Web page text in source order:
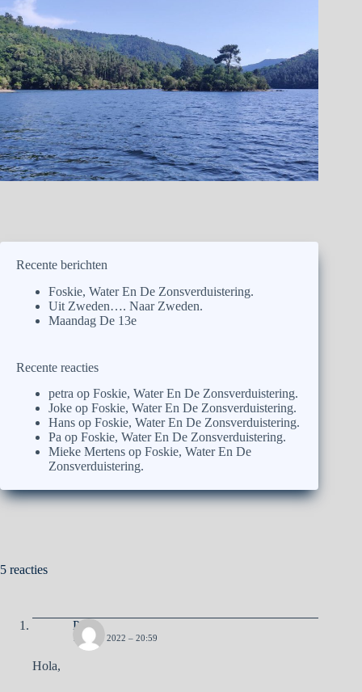
Recente berichten
Foskie, Water En De Zonsverduistering.
Uit Zweden…. Naar Zweden.
Maandag De 13e
Recente reacties
petra op Foskie, Water En De Zonsverduistering.
Joke op Foskie, Water En De Zonsverduistering.
Hans op Foskie, Water En De Zonsverduistering.
Pa op Foskie, Water En De Zonsverduistering.
Mieke Mertens op Foskie, Water En De
Zonsverduistering.
5 reacties
Pa
12 JUNI 2022 – 20:59
Hola,